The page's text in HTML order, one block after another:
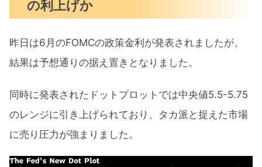
の利上げか
昨日は6月のFOMCの政策金利が発表されましたが、
結果は予想通りの据え置きとなりました。
同時に発表されたドットプロットでは中央値5.5-5.75
のレンジに引き上げられており、タカ派と捉えた市場
に売り圧力が強まりました。